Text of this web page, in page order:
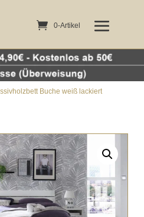
0-Artikel
Buche weiß lackiert